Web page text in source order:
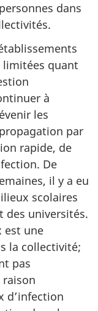
dans
limitées quant
à
les
par
rapide, de
De
il y a eu
scolaires
des universités.
est une
la collectivité;
pas
d’infection